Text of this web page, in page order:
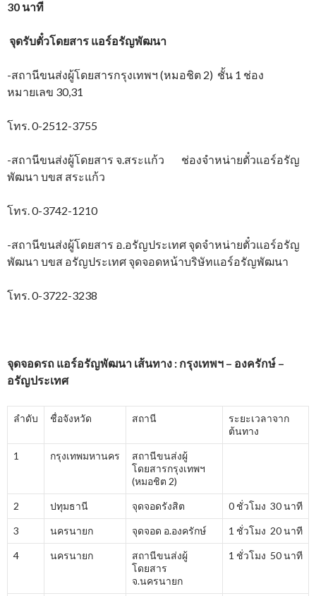
30 นาที
จุดรับตั๋วโดยสาร แอร์อรัญพัฒนา
-สถานีขนส่งผู้โดยสารกรุงเทพฯ (หมอชิต 2) ชั้น 1 ช่อง
หมายเลข 30,31
โทร. 0-2512-3755
-สถานีขนส่งผู้โดยสาร จ.สระแก้ว ช่องจำหน่ายตั๋วแอร์อรัญ
พัฒนา บขส สระแก้ว
โทร. 0-3742-1210
-สถานีขนส่งผู้โดยสาร อ.อรัญประเทศ จุดจำหน่ายตั๋วแอร์อรัญ
พัฒนา บขส อรัญประเทศ จุดจอดหน้าบริษัทแอร์อรัญพัฒนา
โทร. 0-3722-3238
จุดจอดรถ แอร์อรัญพัฒนา เส้นทาง : กรุงเทพฯ – องครักษ์ –
อรัญประเทศ
ลำดับ ชื่อจังหวัด สถานี
ระยะเวลาจาก
ต้นทาง
1 กรุงเทพมหานคร
สถานีขนส่งผู้
โดยสารกรุงเทพฯ
(หมอชิต 2)
2 ปทุมธานี จุดจอดรังสิต 0 ชั่วโมง 30 นาที
3 นครนายก จุดจอด อ.องครักษ์ 1 ชั่วโมง 20 นาที
4 นครนายก
สถานีขนส่งผู้
โดยสาร
จ.นครนายก
1 ชั่วโมง 50 นาที